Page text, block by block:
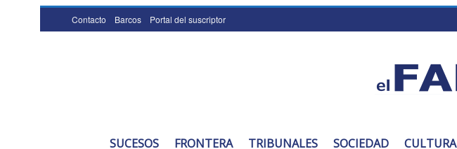
Contacto Barcos Portal del suscriptor
SUCESOS FRONTERA TRIBUNALES SOCIEDAD CULTURA